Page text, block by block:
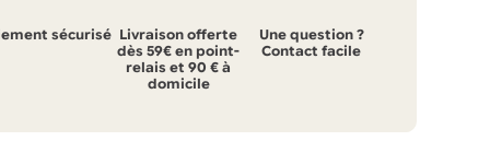
sécurisé Livraison offerte
dès 59€ en point-
relais et 90 € à
domicile
Une question ?
Contact facile